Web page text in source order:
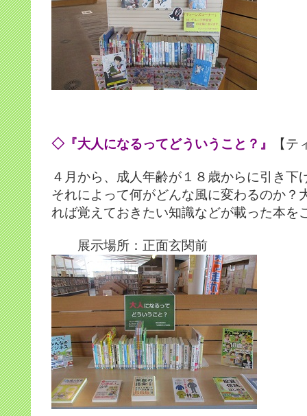
◇『大人になるってどういうこと？』 【テ
４月から、成人年齢が１８歳からに引き下
それによって何がどんな風に変わるのか？
れば覚えておきたい知識などが載った本を
展示場所：正面玄関前